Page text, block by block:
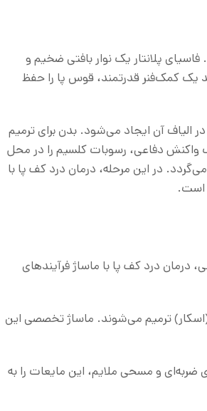
فاسیای پلانتار یک نوار بافتی ضخیم و
یک کمک‌فنر قدرتمند، قوس پا را حفظ
الیاف آن ایجاد می‌شود. بدن برای ترمیم
یک واکنش دفاعی، رسوبات کلسیم را در محل
در این مرحله، درمان درد کف پا با
است.
درمان درد کف پا با ماساژ فرآیندهای
ترمیم می‌شوند. ماساژ تخصصی این
و مسحی ملایم، این مایعات را به